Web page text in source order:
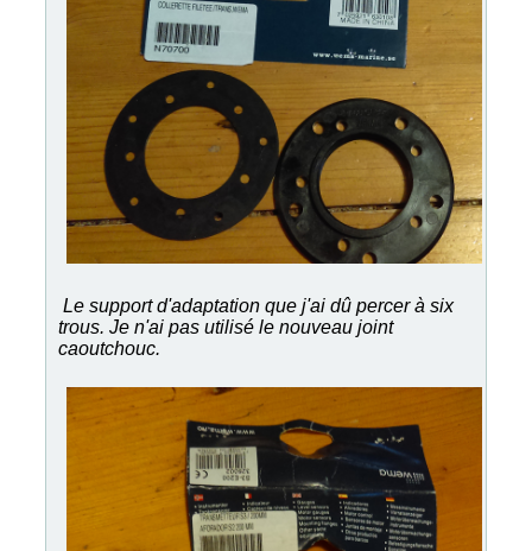
Le support d'adaptation que j'ai dû percer à six
trous. Je n'ai pas utilisé le nouveau joint
caoutchouc.